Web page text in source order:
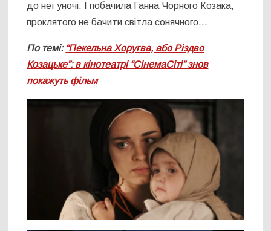
до неї уночі. І побачила Ганна Чорного Козака,
проклятого не бачити світла сонячного…
По темі: “Пекельна Хоругва, або Різдво
Козацьке”: в кінотеатрі “СінемаСіті” знов
покажуть фільм